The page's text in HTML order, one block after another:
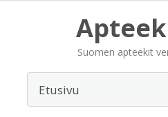
Suomen apteekit